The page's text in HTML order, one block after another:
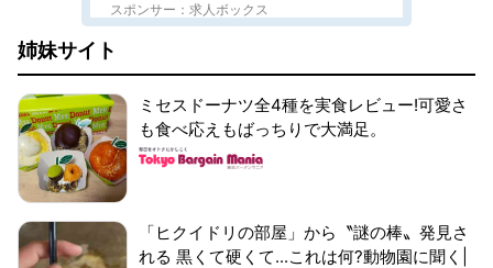
スポンサー：求人ボックス
姉妹サイト
ミセスドーナツ全4種を実食レビュー!可愛さ
も食べ応えもばっちりで大満足。
「ヒクイドリの部屋」から〝謎の棒〟発見さ
れる 黒くて硬くて...これは何?動物園に聞く|